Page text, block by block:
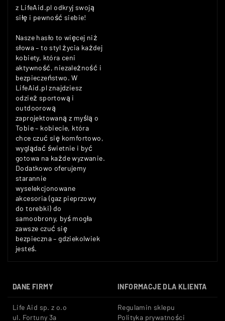
z LifeAid.pl odkryj swoją
siłę i pewność siebie!
Nasze hasło to więcej niż
słowa – to styl życia każdej
kobiety, która ceni
aktywność, niezależność i
bezpieczeństwo. W
LifeAid.pl znajdziesz
odzież sportową i
outdoorową
zaprojektowaną z myślą o
Tobie – kobiecie, która
chce czuć się komfortowo,
wyglądać świetnie i być
gotowa na każde wyzwanie.
Dodatkowo oferujemy
starannie
wyselekcjonowane
akcesoria (gaz pieprzowy
do torebki) do
samoobrony, byś mogła
zawsze czuć się
bezpieczna – gdziekolwiek
jesteś.
DANE FIRMY INFORMACJE DLA KLIENTA
Life Aid sp. z o.o
ul. Fortuny 3a
Regulamin sklepu
Polityka prywatności